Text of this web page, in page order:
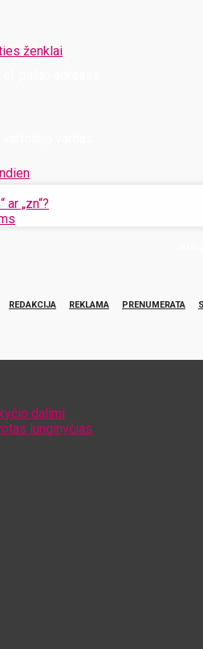
ženklai
„zn“?
REDAKCIJA REKLAMA PRENUMERATA
dalimi
lunginyčias